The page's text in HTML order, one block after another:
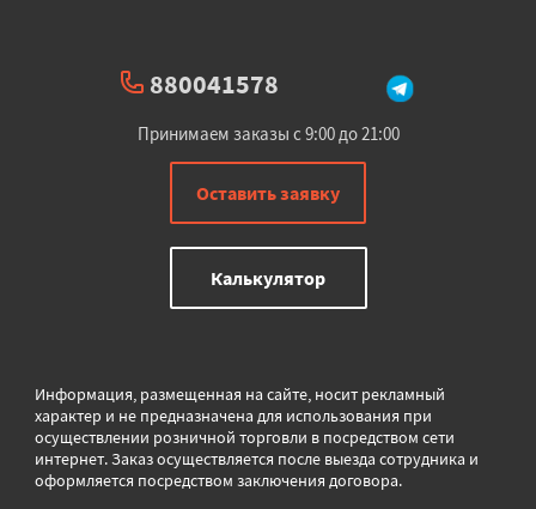
880041578
Принимаем заказы с 9:00 до 21:00
Оставить заявку
Калькулятор
Информация, размещенная на сайте, носит рекламный
характер и не предназначена для использования при
осуществлении розничной торговли в посредством сети
интернет. Заказ осуществляется после выезда сотрудника и
оформляется посредством заключения договора.